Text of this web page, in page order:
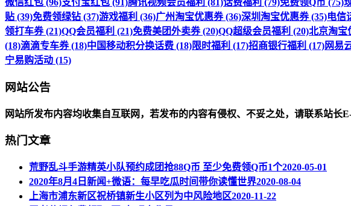
微信红包 (96)支付宝红包 (91)腾讯视频会员福利 (81)话费福利 (79)免费领Q币 (75)
贴 (39)免费领绿钻 (37)游戏福利 (36)广州淘宝优惠券 (36)深圳淘宝优惠券 (35)电信
领打车券 (21)QQ会员福利 (21)免费美团外卖券 (20)QQ超级会员福利 (20)北京淘宝
(18)滴滴专车券 (18)中国移动积分换话费 (18)限时福利 (17)招商银行福利 (17)网易
宁易购活动 (15)
网站公告
网站所发布内容均收集自互联网，若发布的内容有侵权、不妥之处，请联系站长
热门文章
荒野乱斗手游精英小队预约成团抢88Q币 至少免费领Q币1个2020-05-01
2020年8月4日新闻+微语：每早吃瓜时间带你读懂世界2020-08-04
上海市浦东新区祝桥镇新生小区列为中风险地区2020-11-22